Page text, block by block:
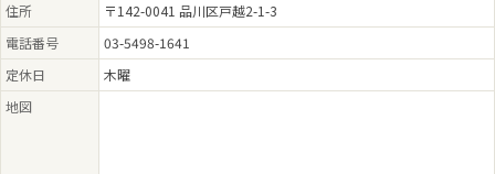
住所
〒142-0041 品川区戸越2-1-3
電話番号
03-5498-1641
定休日
木曜
地図